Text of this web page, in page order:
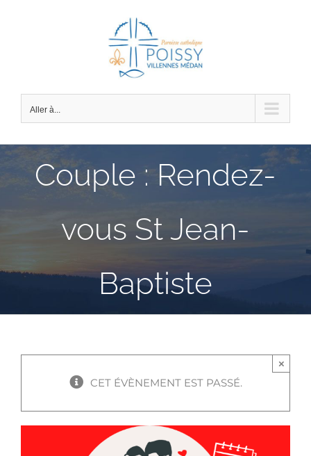
Aller à...
Couple : Rendez-
vous St Jean-
Baptiste
CET ÉVÈNEMENT EST PASSÉ.
×